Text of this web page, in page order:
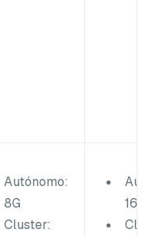
Autónomo:
8G
Cluster:
16G